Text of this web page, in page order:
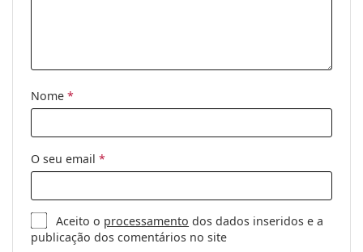
Nome *
O seu email *
Aceito o processamento dos dados inseridos e a
publicação dos comentários no site